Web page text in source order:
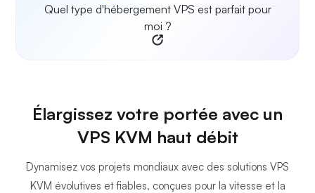
Quel type d'hébergement VPS est parfait pour
moi ?
Élargissez votre portée avec un
VPS KVM haut débit
Dynamisez vos projets mondiaux avec des solutions VPS
KVM évolutives et fiables, conçues pour la vitesse et la